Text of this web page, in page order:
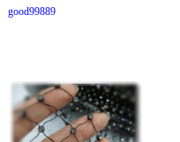
good99889